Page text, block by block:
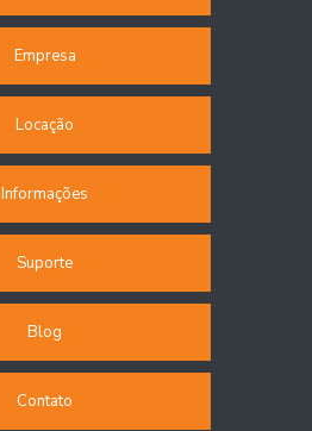
Empresa
Locação
Informações
Suporte
Blog
Contato